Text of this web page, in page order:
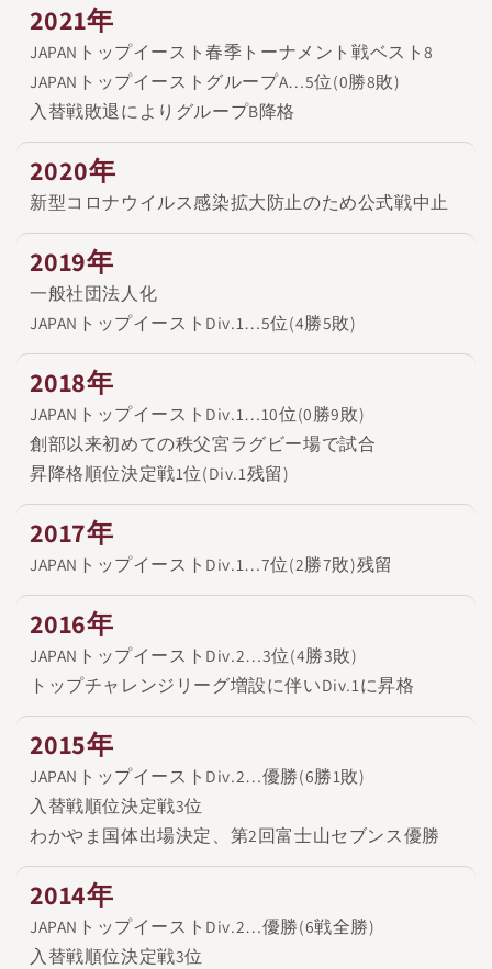
2021年
JAPANトップイースト春季トーナメント戦ベスト8
JAPANトップイーストグループA…5位(0勝8敗)
入替戦敗退によりグループB降格
2020年
新型コロナウイルス感染拡大防止のため公式戦中止
2019年
一般社団法人化
JAPANトップイーストDiv.1…5位(4勝5敗)
2018年
JAPANトップイーストDiv.1…10位(0勝9敗)
創部以来初めての秩父宮ラグビー場で試合
昇降格順位決定戦1位(Div.1残留)
2017年
JAPANトップイーストDiv.1…7位(2勝7敗)残留
2016年
JAPANトップイーストDiv.2…3位(4勝3敗)
トップチャレンジリーグ増設に伴いDiv.1に昇格
2015年
JAPANトップイーストDiv.2…優勝(6勝1敗)
入替戦順位決定戦3位
わかやま国体出場決定、第2回富士山セブンス優勝
2014年
JAPANトップイーストDiv.2…優勝(6戦全勝)
入替戦順位決定戦3位